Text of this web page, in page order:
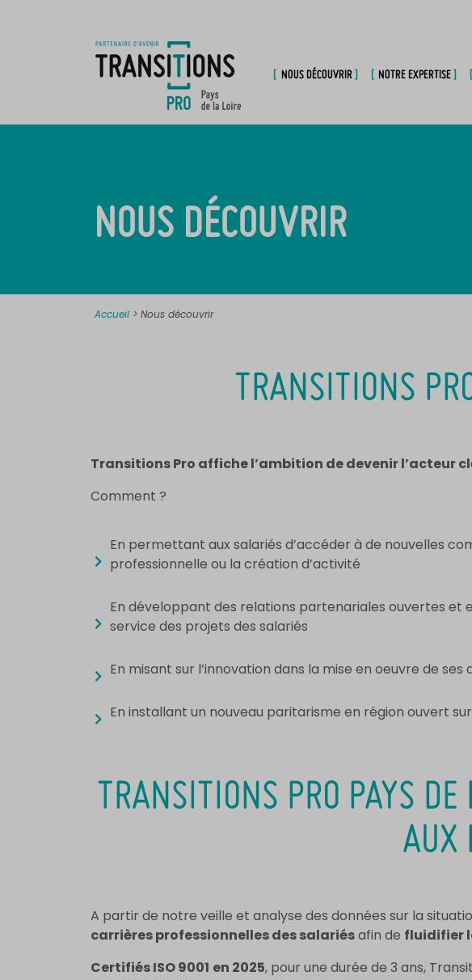
NOUS DÉCOUVRIR NOTRE EXPERTISE
NOUS DÉCOUVRIR
Accueil > Nous découvrir
TRANSITIONS
Transitions Pro affiche l’ambition de devenir l’acteur
Comment ?
En permettant aux salariés d’accéder à de nouvelles
professionnelle ou la création d’activité
En développant des relations partenariales ouvertes et
service des projets des salariés
En misant sur l’innovation dans la mise en oeuvre de ses
En installant un nouveau paritarisme en région ouvert
TRANSITIONS PRO PAYS
AUX
A partir de notre veille et analyse des données sur la
carrières professionnelles des salariésafin de fluidifier
Certifiés ISO 9001 en 2025, pour une durée de 3 ans,